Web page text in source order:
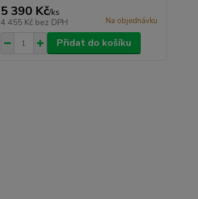
5 390 Kč/ks
4 455 Kč bez DPH Na objednávku
Přidat do košíku